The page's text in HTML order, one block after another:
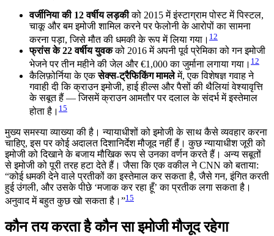
वर्जीनिया की 12 वर्षीय लड़कीको 2015 में इंस्टाग्राम पोस्ट में पिस्टल,
चाकू और बम इमोजी शामिल करने पर फेलोनी के आरोपों का सामना
करना पड़ा, जिसे मौत की धमकी के रूप में लिया गया। 12
फ्रांस के 22 वर्षीय युवकको 2016 में अपनी पूर्व प्रेमिका को गन इमोजी
भेजने पर तीन महीने की जेल और €1,000 का जुर्माना लगाया गया। 12
कैलिफ़ोर्निया के एकसेक्स-ट्रैफिकिंग मामलेमें, एक विशेषज्ञ गवाह ने
गवाही दी कि क्राउन इमोजी, हाई हील्स और पैसों की थैलियां वेश्यावृत्ति
के सबूत हैं — जिसमें क्राउन आमतौर पर दलाल के संदर्भ में इस्तेमाल
होता है। 15
मुख्य समस्या व्याख्या की है। न्यायाधीशों को इमोजी के साथ कैसे व्यवहार करना
चाहिए, इस पर कोई अदालत दिशानिर्देश मौजूद नहीं हैं। कुछ न्यायाधीश जूरी को
इमोजी को दिखाने के बजाय मौखिक रूप से उनका वर्णन करते हैं। अन्य सबूतों
से इमोजी को पूरी तरह हटा देते हैं। जैसा कि एक वकील ने CNN को बताया:
“कोई धमकी देने वाले प्रतीकों का इस्तेमाल कर सकता है, जैसे गन, इंगित करती
हुई उंगली, और उसके पीछे ‘मजाक कर रहा हूँ’ का प्रतीक लगा सकता है।
अनुवाद में बहुत कुछ खो सकता है।”15
कौन तय करता है कौन सा इमोजी मौजूद रहेगा